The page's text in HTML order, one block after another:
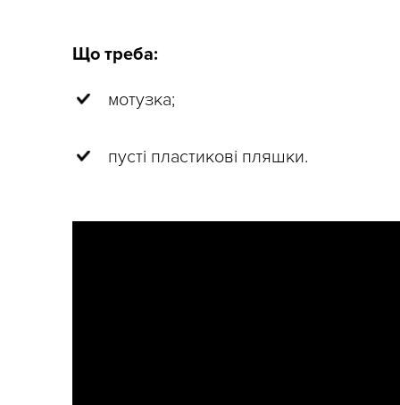
Що треба:
мотузка;
пусті пластикові пляшки.